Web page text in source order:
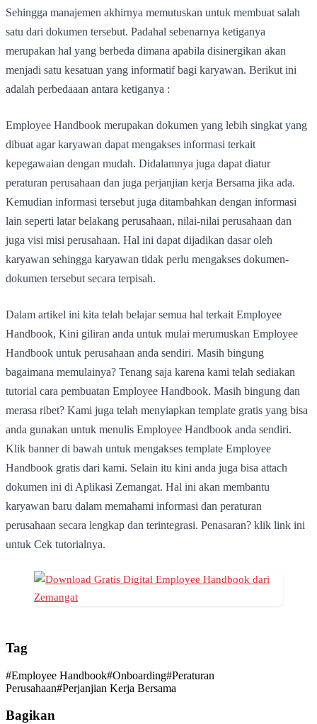
Sehingga manajemen akhirnya memutuskan untuk membuat salah
satu dari dokumen tersebut. Padahal sebenarnya ketiganya
merupakan hal yang berbeda dimana apabila disinergikan akan
menjadi satu kesatuan yang informatif bagi karyawan. Berikut ini
adalah perbedaaan antara ketiganya :
Employee Handbook merupakan dokumen yang lebih singkat yang
dibuat agar karyawan dapat mengakses informasi terkait
kepegawaian dengan mudah. Didalamnya juga dapat diatur
peraturan perusahaan dan juga perjanjian kerja Bersama jika ada.
Kemudian informasi tersebut juga ditambahkan dengan informasi
lain seperti latar belakang perusahaan, nilai-nilai perusahaan dan
juga visi misi perusahaan. Hal ini dapat dijadikan dasar oleh
karyawan sehingga karyawan tidak perlu mengakses dokumen-
dokumen tersebut secara terpisah.
Dalam artikel ini kita telah belajar semua hal terkait Employee
Handbook, Kini giliran anda untuk mulai merumuskan Employee
Handbook untuk perusahaan anda sendiri. Masih bingung
bagaimana memulainya? Tenang saja karena kami telah sediakan
tutorial cara pembuatan Employee Handbook. Masih bingung dan
merasa ribet? Kami juga telah menyiapkan template gratis yang bisa
anda gunakan untuk menulis Employee Handbook anda sendiri.
Klik banner di bawah untuk mengakses template Employee
Handbook gratis dari kami. Selain itu kini anda juga bisa attach
dokumen ini di Aplikasi Zemangat. Hal ini akan membantu
karyawan baru dalam memahami informasi dan peraturan
perusahaan secara lengkap dan terintegrasi. Penasaran? klik link ini
untuk Cek tutorialnya.
Tag
#Employee Handbook#Onboarding#Peraturan
Perusahaan#Perjanjian Kerja Bersama
Bagikan